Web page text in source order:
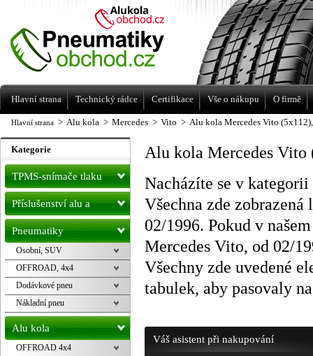
Hlavní strana > Alu kola > Mercedes > Vito > Alu kola Mercedes Vito
Alu kola Mercedes Vito
Nacházíte se v
Všechna zde
02/1996. Pokud v
Mercedes Vito, od 02/
Všechny zde uvedené
tabulek, aby pasovaly
Váš asistent při nakupování
Kategorie
TPMS-snímače tlaku
Příslušenství alu a
pneu
Pneumatiky
Osobní, SUV
OFFROAD, 4x4
Dodávkové pneu
Nákladní pneu
Alu kola
OFFROAD 4x4
Levné pneumatiky letní, zimní, Alu kola
a litá kola Racing Line
Hlavní strana Technický rádce Certifikace Vše o nákupu O firmě